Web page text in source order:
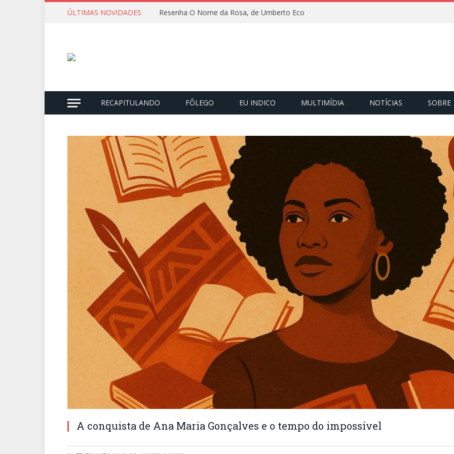
ÚLTIMAS NOVIDADES Resenha O Nome da Rosa, de Umberto Eco
RECAPITULANDO FÔLEGO EU INDICO MULTIMÍDIA NOTÍCIAS SOBRE
A conquista de Ana Maria Gonçalves e o tempo do impossível